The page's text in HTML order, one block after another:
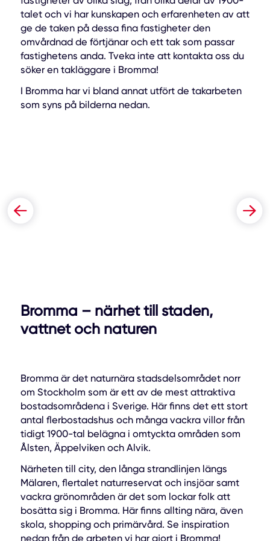
talet och vi har kunskapen och erfarenheten av att
ge de taken på dessa fina fastigheter den
omvårdnad de förtjänar och ett tak som passar
fastighetens anda. Tveka inte att kontakta oss du
söker en takläggare i Bromma!
I Bromma har vi bland annat utfört de takarbeten
som syns på bilderna nedan.
Bromma – närhet till staden,
vattnet och naturen
Bromma är det naturnära stadsdelsområdet norr
om Stockholm som är ett av de mest attraktiva
bostadsområdena i Sverige. Här finns det ett stort
antal flerbostadshus och många vackra villor från
tidigt 1900-tal belägna i omtyckta områden som
Ålsten, Äppelviken och Alvik.
Närheten till city, den långa strandlinjen längs
Mälaren, flertalet naturreservat och insjöar samt
vackra grönområden är det som lockar folk att
bosätta sig i Bromma. Här finns allting nära, även
skola, shopping och primärvård. Se inspiration
nedan från de arbeten vi har gjort i Bromma!